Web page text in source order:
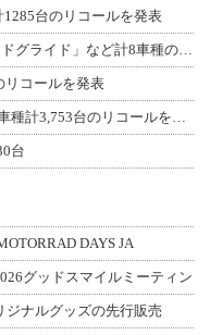
1285台のリコールを発表
【ハーレー】「スポーツスターS」「ロードグライド」など計8車種のリコールを発表
リコールを発表
【トライアンフ】ボンネビル T100 など6車種計3,753台のリコールを発表
台
DAYS JA
グッドスマイルミーティン
ジナルグッズの先行販売